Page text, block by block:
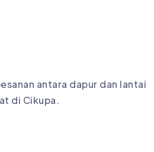
antara dapur dan lantai
di Cikupa.